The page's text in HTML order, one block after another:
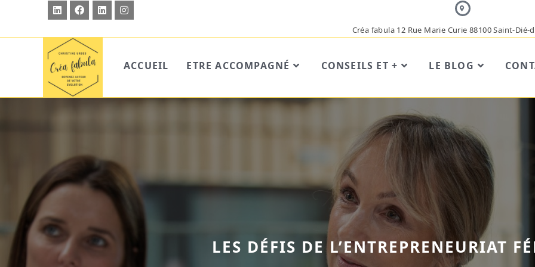
Créa fabula 12 Rue Marie Curie 88100 Saint-Dié-
ACCUEIL ETRE ACCOMPAGNÉ CONSEILS ET + LE BLOG
LES DÉFIS DE L’ENTREPRENEURIAT